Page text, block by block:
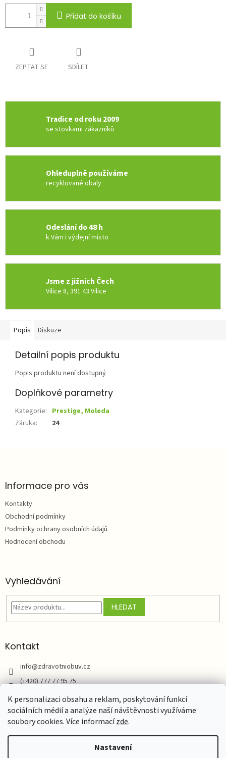
K personalizaci obsahu a reklam, poskytování funkcí
sociálních médií a analýze naší návštěvnosti využíváme
soubory cookies. Více informacízde.
Nastavení
Přidat do košíku
ZEPTAT SE SDÍLET
Tradice od roku 2009
se stovkami zákazníků
Ohleduplně používáme
recyklované obaly
Odeslání do 48 h
k Vám i výdejní místo
Jsme z jižních Čech
Vilice 8, 391 43 Vilice
Popis Diskuze
Detailní popis produktu
Popis produktu není dostupný
Doplňkové parametry
Kategorie: Prestige, Moleda
Záruka: 24
aInformace pro vás
Kontakty
Obchodní podmínky
Podmínky ochrany osobních údajů
Hodnocení obchodu
Vyhledávání
HLEDAT
Kontakt
info@zdravotniobuv.cz
(+420) 777 77 95 75
Zdravotní obuv